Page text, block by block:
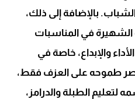
بالإضافة إلى ذلك،
الشهيرة في المناسبات
والإبداع، خاصة في
طموحه على العزف فقط،
لتعليم الطبلة والدرامز،